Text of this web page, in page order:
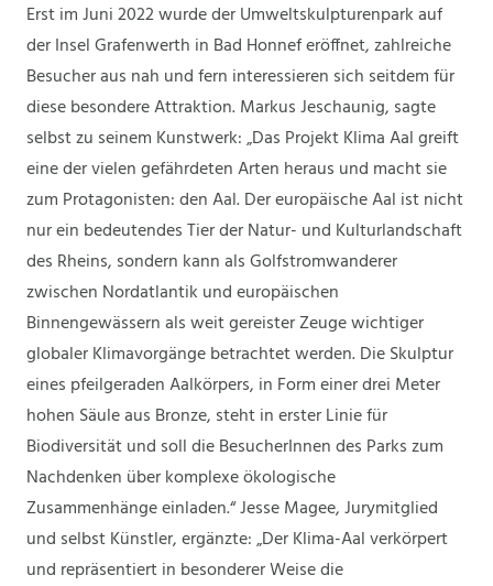
Erst im Juni 2022 wurde der Umweltskulpturenpark auf
der Insel Grafenwerth in Bad Honnef eröffnet, zahlreiche
Besucher aus nah und fern interessieren sich seitdem für
diese besondere Attraktion. Markus Jeschaunig, sagte
selbst zu seinem Kunstwerk: „Das Projekt Klima Aal greift
eine der vielen gefährdeten Arten heraus und macht sie
zum Protagonisten: den Aal. Der europäische Aal ist nicht
nur ein bedeutendes Tier der Natur- und Kulturlandschaft
des Rheins, sondern kann als Golfstromwanderer
zwischen Nordatlantik und europäischen
Binnengewässern als weit gereister Zeuge wichtiger
globaler Klimavorgänge betrachtet werden. Die Skulptur
eines pfeilgeraden Aalkörpers, in Form einer drei Meter
hohen Säule aus Bronze, steht in erster Linie für
Biodiversität und soll die BesucherInnen des Parks zum
Nachdenken über komplexe ökologische
Zusammenhänge einladen.“ Jesse Magee, Jurymitglied
und selbst Künstler, ergänzte: „Der Klima-Aal verkörpert
und repräsentiert in besonderer Weise die